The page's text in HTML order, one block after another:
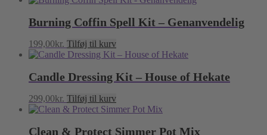
Burning Coffin Spell Kit – Genanvendelig
199,00kr. Tilføj til kurv
Candle Dressing Kit – House of Hekate
299,00kr. Tilføj til kurv
Clean & Protect Simmer Pot Mix